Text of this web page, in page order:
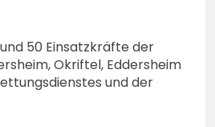
50 Einsatzkräfte der
Okriftel, Eddersheim
und der